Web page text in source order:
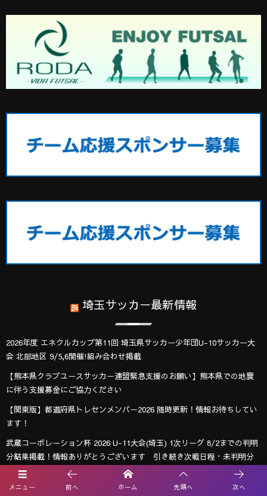
メニュー 前へ ホーム 先頭へ 次へ
埼玉サッカー最新情報
2026年度 エネクルカップ第11回 埼玉県サッカー少年団U-10サッカー大
会 北部地区 9/5,6開催!組み合わせ掲載
【熊本県クラブユースサッカー連盟緊急支援のお願い】熊本県での地震
に伴う支援募金にご協力ください
【関東版】都道府県トレセンメンバー2026 随時更新！情報お待ちしてい
ます！
武蔵コーポレーション杯 2026 U-11大会(埼玉) 1次リーグ 8/2までの判明
分結果掲載！情報ありがとうございます 引き続き次戦日程・未判明分
の結果情報募集
速報！2026年度 第25回十文字学園杯 女子ジュニアサッカー招待大会（十